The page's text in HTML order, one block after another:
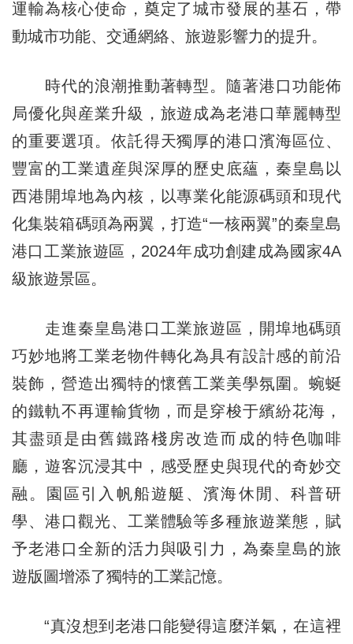
運輸為核心使命，奠定了城市發展的基石，帶
動城市功能、交通網絡、旅遊影響力的提升。
時代的浪潮推動著轉型。隨著港口功能佈
局優化與産業升級，旅遊成為老港口華麗轉型
的重要選項。依託得天獨厚的港口濱海區位、
豐富的工業遺産與深厚的歷史底蘊，秦皇島以
西港開埠地為內核，以專業化能源碼頭和現代
化集裝箱碼頭為兩翼，打造“一核兩翼”的秦皇島
港口工業旅遊區，2024年成功創建成為國家4A
級旅遊景區。
走進秦皇島港口工業旅遊區，開埠地碼頭
巧妙地將工業老物件轉化為具有設計感的前沿
裝飾，營造出獨特的懷舊工業美學氛圍。蜿蜒
的鐵軌不再運輸貨物，而是穿梭于繽紛花海，
其盡頭是由舊鐵路棧房改造而成的特色咖啡
廳，遊客沉浸其中，感受歷史與現代的奇妙交
融。園區引入帆船遊艇、濱海休閒、科普研
學、港口觀光、工業體驗等多種旅遊業態，賦
予老港口全新的活力與吸引力，為秦皇島的旅
遊版圖增添了獨特的工業記憶。
“真沒想到老港口能變得這麼洋氣，在這裡